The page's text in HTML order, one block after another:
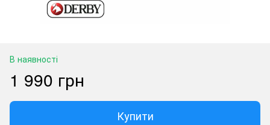
В наявності
1 990 грн
Купити